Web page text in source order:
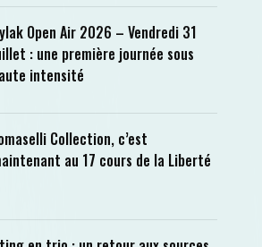
Open Air 2026 – Vendredi 31
: une première journée sous
intensité
Collection, c’est
au 17 cours de la Liberté